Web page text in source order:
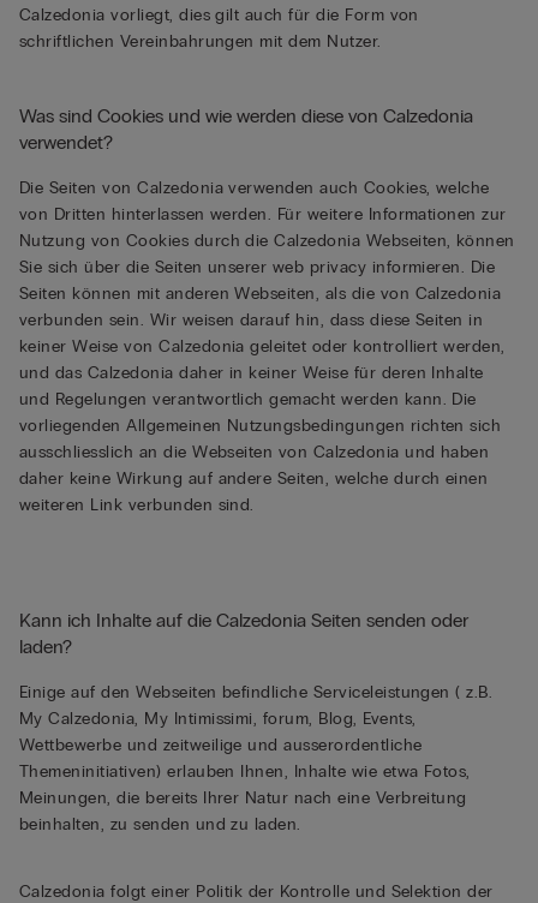
Calzedonia vorliegt, dies gilt auch für die Form von
schriftlichen Vereinbahrungen mit dem Nutzer.
Was sind Cookies und wie werden diese von Calzedonia
verwendet?
Die Seiten von Calzedonia verwenden auch Cookies, welche
von Dritten hinterlassen werden. Für weitere Informationen zur
Nutzung von Cookies durch die Calzedonia Webseiten, können
Sie sich über die Seiten unserer web privacy informieren. Die
Seiten können mit anderen Webseiten, als die von Calzedonia
verbunden sein. Wir weisen darauf hin, dass diese Seiten in
keiner Weise von Calzedonia geleitet oder kontrolliert werden,
und das Calzedonia daher in keiner Weise für deren Inhalte
und Regelungen verantwortlich gemacht werden kann. Die
vorliegenden Allgemeinen Nutzungsbedingungen richten sich
ausschliesslich an die Webseiten von Calzedonia und haben
daher keine Wirkung auf andere Seiten, welche durch einen
weiteren Link verbunden sind.
Kann ich Inhalte auf die Calzedonia Seiten senden oder
laden?
Einige auf den Webseiten befindliche Serviceleistungen ( z.B.
My Calzedonia, My Intimissimi, forum, Blog, Events,
Wettbewerbe und zeitweilige und ausserordentliche
Themeninitiativen) erlauben Ihnen, Inhalte wie etwa Fotos,
Meinungen, die bereits Ihrer Natur nach eine Verbreitung
beinhalten, zu senden und zu laden.
Calzedonia folgt einer Politik der Kontrolle und Selektion der